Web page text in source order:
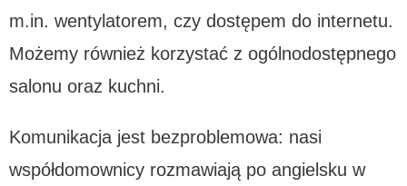
m.in. wentylatorem, czy dostępem do internetu.
Możemy również korzystać z ogólnodostępnego
salonu oraz kuchni.
Komunikacja jest bezproblemowa: nasi
współdomownicy rozmawiają po angielsku w